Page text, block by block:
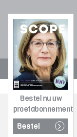
Bestel nu uw
proefabonnement
Bestel